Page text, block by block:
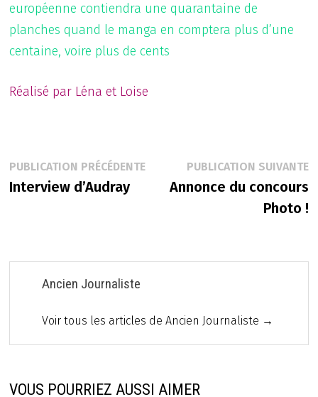
européenne contiendra une quarantaine de
planches quand le manga en comptera plus d’une
centaine, voire plus de cents
Réalisé par Léna et Loise
Navigation
de
PUBLICATION PRÉCÉDENTEPublication
précédente :
Interview d’Audray
PUBLICATION SUIVANTE
Annonce du concours
Photo !
Ancien Journaliste
Voir tous les articles de Ancien Journaliste →
VOUS POURRIEZ AUSSI AIMER